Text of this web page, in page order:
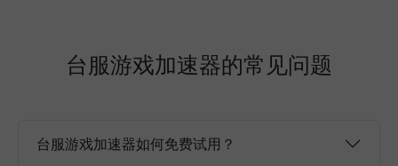
台服游戏加速器的常见问题
台服游戏加速器如何免费试用？